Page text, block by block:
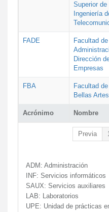
Acrónimo Nombre
Superior de
Ingeniería
FADE
Facultad de
Dirección
Empresas
FBA
Facultad de
Bellas Artes
Previa
ADM: Administración
INF: Servicios informáticos
SAUX: Servicios auxiliares
LAB: Laboratorios
UPE: Unidad de prácticas